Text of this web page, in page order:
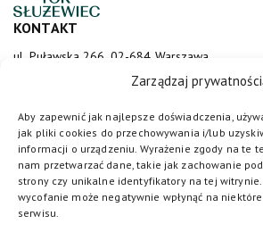
Zarządzaj
Aby zapewnić jak najlepsze doświadczenia,
jak pliki cookies do przechowywania i/lub
informacji o urządzeniu. Wyrażenie zgody na te
nam przetwarzać dane, takie jak zachowanie
strony czy unikalne identyfikatory na tej
wycofanie może negatywnie wpłynąć na
serwisu.
KONTAKT
ul. Puławska 266, 02-684 Warszawa
sluzewiec@totalizator.pl
KONTAKT DLA MEDIÓW
media@torsluzewiec.pl
DOŁĄCZ DO NAS